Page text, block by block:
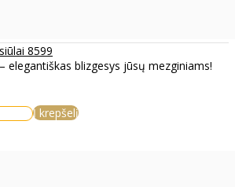
8599
elegantiškas blizgesys jūsų mezginiams!
Į krepšelį